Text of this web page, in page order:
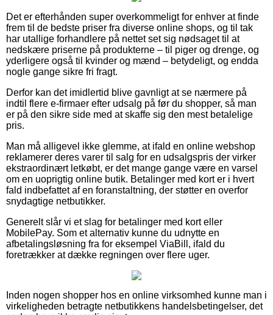
Det er efterhånden super overkommeligt for enhver at finde
frem til de bedste priser fra diverse online shops, og til tak
har utallige forhandlere på nettet set sig nødsaget til at
nedskære priserne på produkterne – til piger og drenge, og
yderligere også til kvinder og mænd – betydeligt, og endda
nogle gange sikre fri fragt.
Derfor kan det imidlertid blive gavnligt at se nærmere på
indtil flere e-firmaer efter udsalg på før du shopper, så man
er på den sikre side med at skaffe sig den mest betalelige
pris.
Man må alligevel ikke glemme, at ifald en online webshop
reklamerer deres varer til salg for en udsalgspris der virker
ekstraordinært letkøbt, er det mange gange være en varsel
om en uoprigtig online butik. Betalinger med kort er i hvert
fald indbefattet af en foranstaltning, der støtter en overfor
snydagtige netbutikker.
Generelt slår vi et slag for betalinger med kort eller
MobilePay. Som et alternativ kunne du udnytte en
afbetalingsløsning fra for eksempel ViaBill, ifald du
foretrækker at dække regningen over flere uger.
Inden nogen shopper hos en online virksomhed kunne man i
virkeligheden betragte netbutikkens handelsbetingelser, det